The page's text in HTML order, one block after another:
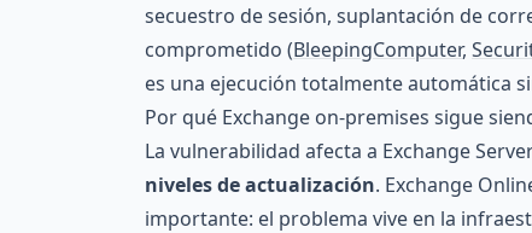
secuestro de sesión, suplantación de
comprometido (BleepingComputer,
es una ejecución totalmente automática
Por qué Exchange on-premises sigue
La vulnerabilidad afecta a Exchange
niveles de actualización. Exchange
importante: el problema vive en la